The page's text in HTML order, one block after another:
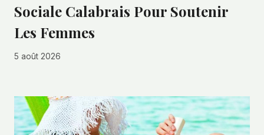
Sociale Calabrais Pour Soutenir
Les Femmes
5 août 2026